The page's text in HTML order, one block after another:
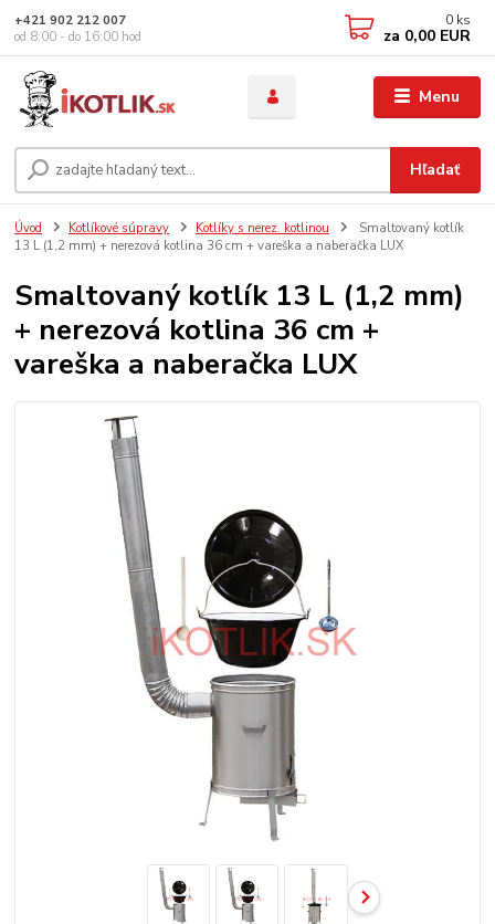
Menu
Hľadať
+421 902 212 007
od 8:00 - do 16:00 hod
0 ks
za 0,00 EUR
Úvod Kotlíkové súpravy Kotlíky s nerez. kotlinou
Smaltovaný kotlík
13 L (1,2 mm) + nerezová kotlina 36 cm + vareška a naberačka LUX
Smaltovaný kotlík 13 L (1,2 mm)
+ nerezová kotlina 36 cm +
vareška a naberačka LUX